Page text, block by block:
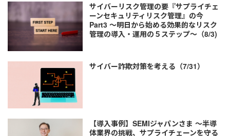
サイバーリスク管理の要『サプライチェ
ーンセキュリティリスク管理』の今
Part3 ～明日から始める効果的なリスク
管理の導入・運用の５ステップ～（8/3)
サイバー詐欺対策を考える（7/31）
【導入事例】SEMIジャパンさま ～半導
体業界の挑戦、サプライチェーンを守る